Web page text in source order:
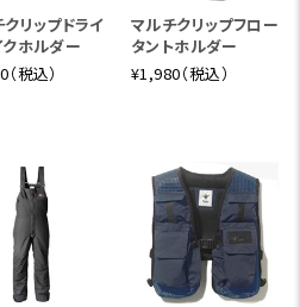
リップドライ
クホルダー
税込）
マルチクリップフロー
タントホルダー
¥1,980（税込）